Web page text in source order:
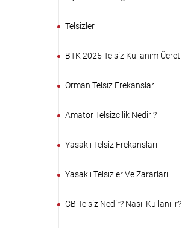
Telsizler
BTK 2025 Telsiz Kullanım
Orman Telsiz Frekansları
Amatör Telsizcilik Nedir ?
Yasaklı Telsiz Frekansları
Yasaklı Telsizler Ve Zararları
CB Telsiz Nedir? Nasıl Kullanılır?